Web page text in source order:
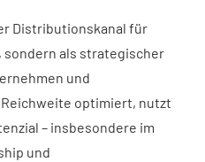
Distributionskanal für
als strategischer
und
optimiert, nutzt
– insbesondere im
und